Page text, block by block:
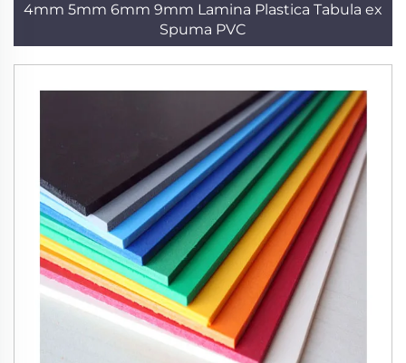
4mm 5mm 6mm 9mm Lamina Plastica Tabula ex
Spuma PVC